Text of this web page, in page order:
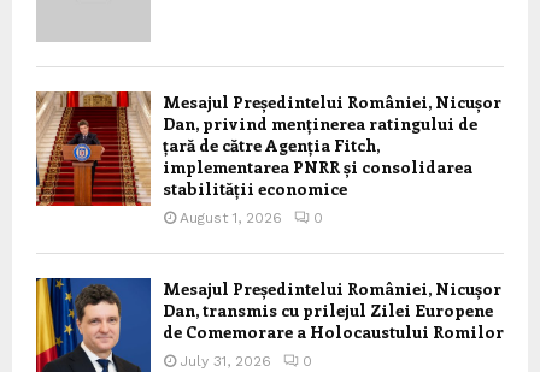
Mesajul Președintelui României, Nicușor
Dan, privind menținerea ratingului de
țară de către Agenția Fitch,
implementarea PNRR și consolidarea
stabilității economice
August 1, 2026 0
Mesajul Președintelui României, Nicușor
Dan, transmis cu prilejul Zilei Europene
de Comemorare a Holocaustului Romilor
July 31, 2026 0